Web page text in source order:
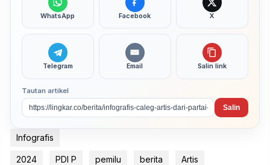
WhatsApp Facebook X
Telegram Email Salin link
Tautan artikel
Salin
Infografis
2024 PDI P pemilu berita Artis